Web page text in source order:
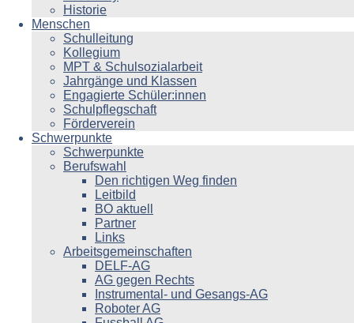
Historie
Menschen
Schulleitung
Kollegium
MPT & Schulsozialarbeit
Jahrgänge und Klassen
Engagierte Schüler:innen
Schulpflegschaft
Förderverein
Schwerpunkte
Schwerpunkte
Berufswahl
Den richtigen Weg finden
Leitbild
BO aktuell
Partner
Links
Arbeitsgemeinschaften
DELF-AG
AG gegen Rechts
Instrumental- und Gesangs-AG
Roboter AG